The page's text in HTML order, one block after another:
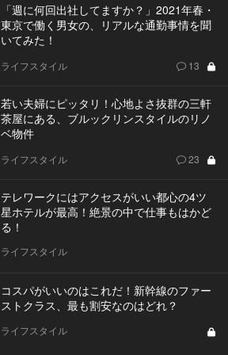
「週に何回出社してますか？」2021年春・
東京で働く男女の、リアルな通勤事情を聞
いてみた！
ライフスタイル 13
若い夫婦にピッタリ！心地よさ抜群の三軒
茶屋にある、ブルックリンスタイルのリノ
ベ物件
ライフスタイル 23
テレワークにはアクセスがいい都心の4ツ
星ホテルが最高！絶景の中で仕事もはかど
る！
ライフスタイル
コスパがいいのはこれだ！新幹線のファー
ストクラス、最も割安なのはどれ？
ライフスタイル